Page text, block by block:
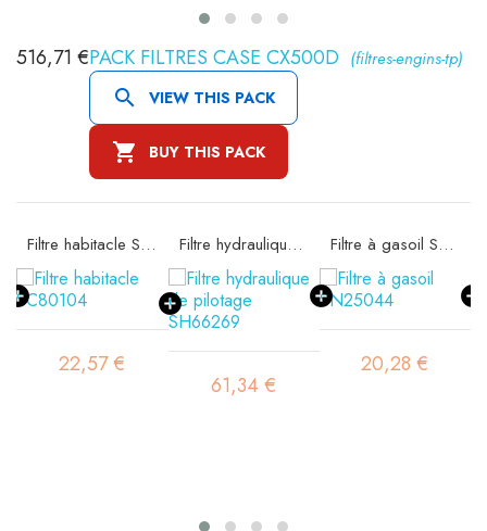
PACK FILTRES CASE CX500D (filtres-engins-tp)
 VIEW THIS PACK
 BUY THIS PACK
516,71 €
Filtre habitacle SC80104
22,57 €
Filtre hydraulique de pilotage SH66269
61,34 €
Filtre à gasoil SN25044
20,28 €